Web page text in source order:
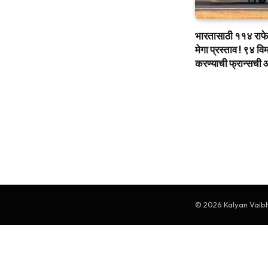
भारतासाठी ११४
मेगा प्रस्ताव ! ९४
करण्याची
© 2026 Kalyan